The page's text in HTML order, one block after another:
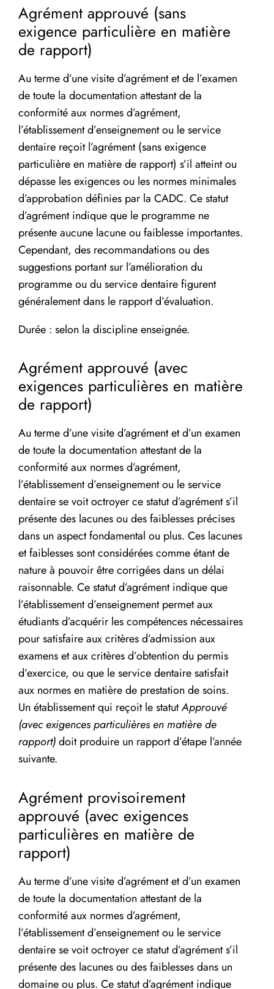
Agrément approuvé (sans
exigence particulière en matière
de rapport)
Au terme d’une visite d’agrément et de l’examen
de toute la documentation attestant de la
conformité aux normes d’agrément,
l’établissement d’enseignement ou le service
dentaire reçoit l’agrément (sans exigence
particulière en matière de rapport) s’il atteint ou
dépasse les exigences ou les normes minimales
d’approbation définies par la CADC. Ce statut
d’agrément indique que le programme ne
présente aucune lacune ou faiblesse importantes.
Cependant, des recommandations ou des
suggestions portant sur l’amélioration du
programme ou du service dentaire figurent
généralement dans le rapport d’évaluation.
Durée : selon la discipline enseignée.
Agrément approuvé (avec
exigences particulières en matière
de rapport)
Au terme d’une visite d’agrément et d’un examen
de toute la documentation attestant de la
conformité aux normes d’agrément,
l’établissement d’enseignement ou le service
dentaire se voit octroyer ce statut d’agrément s’il
présente des lacunes ou des faiblesses précises
dans un aspect fondamental ou plus. Ces lacunes
et faiblesses sont considérées comme étant de
nature à pouvoir être corrigées dans un délai
raisonnable. Ce statut d’agrément indique que
l’établissement d’enseignement permet aux
étudiants d’acquérir les compétences nécessaires
pour satisfaire aux critères d’admission aux
examens et aux critères d’obtention du permis
d’exercice, ou que le service dentaire satisfait
aux normes en matière de prestation de soins.
Un établissement qui reçoit le statutApprouvé
(avec exigences particulières en matière de
rapport)doit produire un rapport d’étape l’année
suivante.
Agrément provisoirement
approuvé (avec exigences
particulières en matière de
rapport)
Au terme d’une visite d’agrément et d’un examen
de toute la documentation attestant de la
conformité aux normes d’agrément,
l’établissement d’enseignement ou le service
dentaire se voit octroyer ce statut d’agrément s’il
présente des lacunes ou des faiblesses dans un
domaine ou plus. Ce statut d’agrément indique